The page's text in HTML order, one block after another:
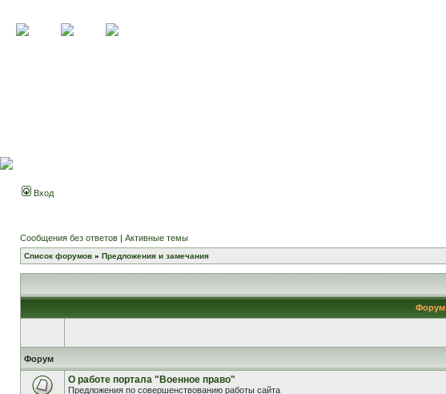
Вход
Сообщения без ответов | Активные темы
Список форумов » Предложения и замечания
Форум
Форум
О работе портала "Военное право"
Предложения по совершенствованию работы сайта